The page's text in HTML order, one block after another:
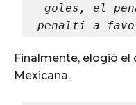
goles, el
penalti a
Finalmente, elogió el
Mexicana.